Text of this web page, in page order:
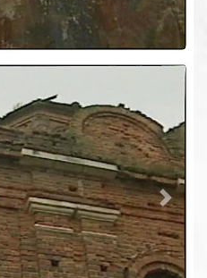
Next